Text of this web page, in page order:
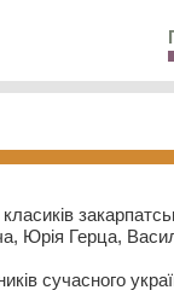
Юрія Герца,
сучасного